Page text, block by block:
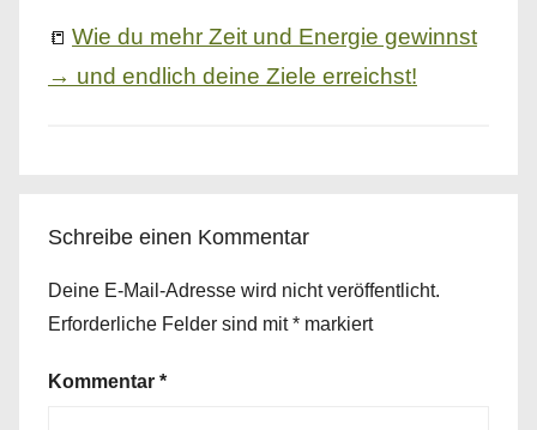
📒 Wie du mehr Zeit und Energie gewinnst
→ und endlich deine Ziele erreichst!
Schreibe einen Kommentar
Deine E-Mail-Adresse wird nicht veröffentlicht.
Erforderliche Felder sind mit* markiert
Kommentar *